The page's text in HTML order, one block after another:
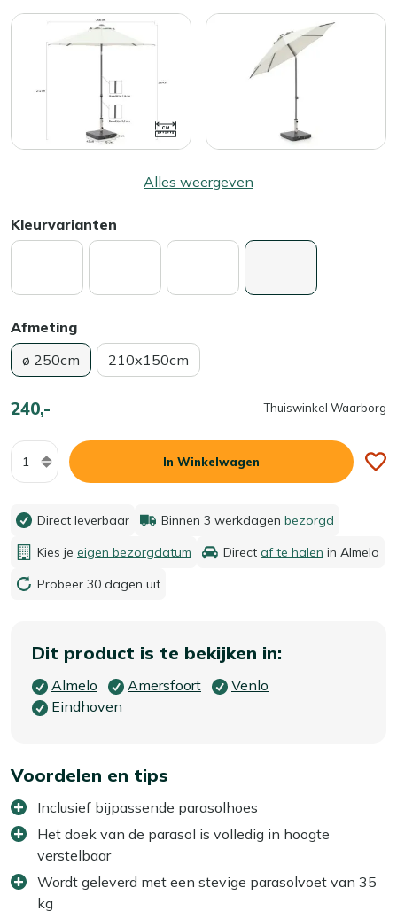
Alles weergeven
Kleurvarianten
Afmeting
ø 250cm
210x150cm
240,- Thuiswinkel Waarborg
Aantal
In Winkelwagen
Direct leverbaar Binnen 3 werkdagen bezorgd
Kies je eigen bezorgdatum Direct af te halen in Almelo
Probeer 30 dagen uit
Dit product is te bekijken in:
Almelo Amersfoort
Venlo
Eindhoven
Voordelen en tips
Inclusief bijpassende parasolhoes
Het doek van de parasol is volledig in hoogte
verstelbaar
Wordt geleverd met een stevige parasolvoet van 35
kg